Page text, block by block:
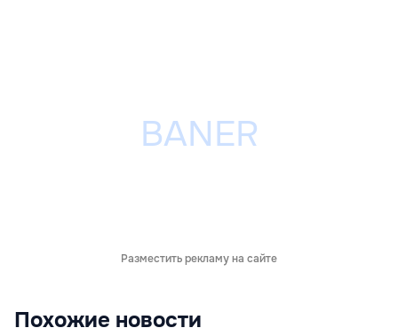
Разместить рекламу на сайте
Похожие новости